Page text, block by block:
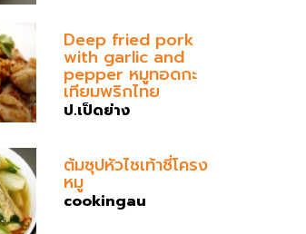
Deep fried pork
with garlic and
pepper หมูทอดกะ
เทียมพริกไทย
ป.เป็ดย่าง
ต้มซุปหัวไชเท้าซี่โครง
หมู
cookingau